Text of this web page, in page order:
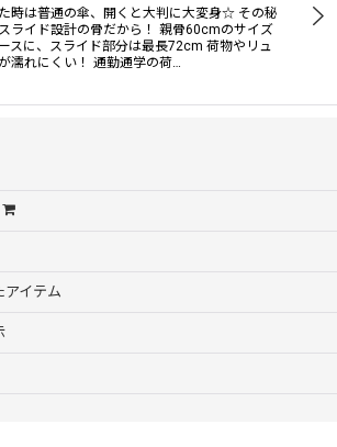
時は普通の傘、開くと大判に大変身☆ その秘
ライド設計の骨だから！ 親骨60cmのサイズ
スに、スライド部分は最長72cm 荷物やリュ
濡れにくい！ 通勤通学の荷…
アイテム